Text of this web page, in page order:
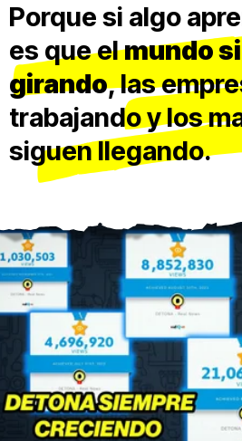
Porque si algo
es que elmundo
girando, las
trabajando y los
siguen llegando.